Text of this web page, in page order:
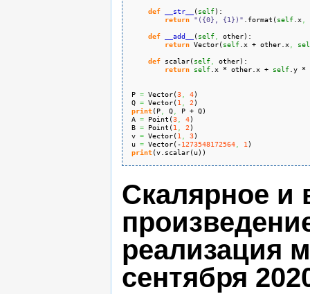
def
__str__ (self) :
return
"({0}, {1})" . format (self.x,
def
__add__ (self, other) :
return Vector(self.x + other.x,
def scalar(self, other) :
return
self.x * other.x + self.y *
P = Vector(3, 4)
Q = Vector(1, 2)
print(P, Q, P + Q)
A = Point (3, 4)
B = Point (1, 2)
v = Vector(1, 3)
u = Vector(-1273548172564, 1)
print(v. scalar(u) )
Скалярное и
реализация
сентября